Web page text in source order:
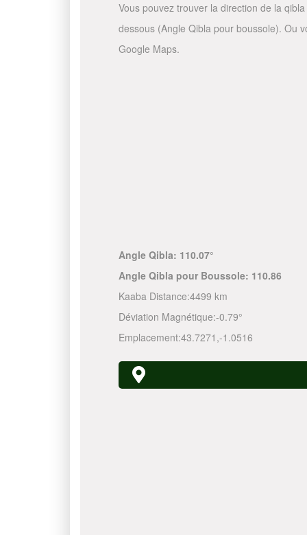
Vous pouvez trouver la direction de la
dessous (Angle Qibla pour boussole). Ou
Google Maps.
Angle Qibla: 110.07°
Angle Qibla pour Boussole: 110.86
Kaaba Distance:4499 km
Déviation Magnétique:-0.79°
Emplacement:43.7271 ,-1.0516